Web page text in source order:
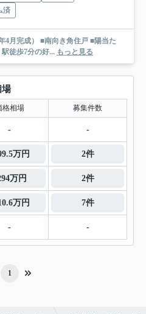
済
4月完成） ■南向き角住戸 ■陽当た
徒歩7分の好... もっと見る
場
格相場 募集件数
- -
万円 2件
万円 2件
万円 7件
- -
1